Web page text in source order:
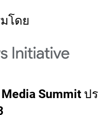
โดย
Summit ป